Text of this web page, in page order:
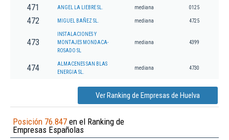
471 ANGEL LA LIEBRE SL. mediana 0125
472 MIGUEL BAÑEZ SL. mediana 4725
473
INSTALACIONES Y
MONTAJES MONDACA-
ROSADO SL
mediana 4399
474
ALMACENES SAN BLAS
ENERGIA SL.
mediana 4730
Ver Ranking de Empresas de Huelva
Posición 76.847 en el Ranking de
Empresas Españolas